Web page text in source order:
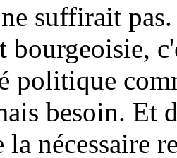
suffirait
bourgeoisie,
politique
besoin. Et
la nécessaire